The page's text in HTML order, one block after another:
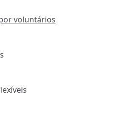
voluntários